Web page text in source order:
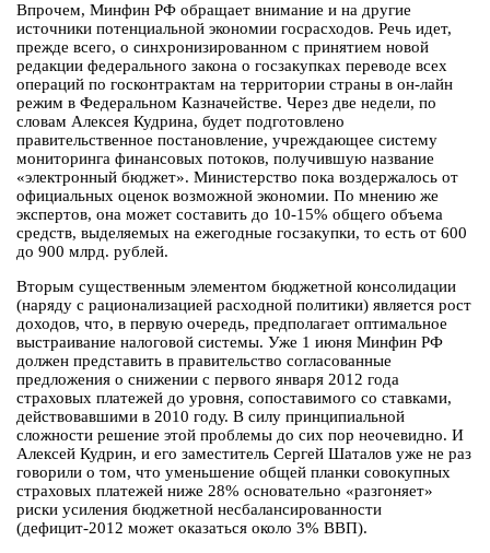
Впрочем, Минфин РФ обращает внимание и на другие
источники потенциальной экономии госрасходов. Речь идет,
прежде всего, о синхронизированном с принятием новой
редакции федерального закона о госзакупках переводе всех
операций по госконтрактам на территории страны в он-лайн
режим в Федеральном Казначействе. Через две недели, по
словам Алексея Кудрина, будет подготовлено
правительственное постановление, учреждающее систему
мониторинга финансовых потоков, получившую название
«электронный бюджет». Министерство пока воздержалось от
официальных оценок возможной экономии. По мнению же
экспертов, она может составить до 10-15% общего объема
средств, выделяемых на ежегодные госзакупки, то есть от 600
до 900 млрд. рублей.
Вторым существенным элементом бюджетной консолидации
(наряду с рационализацией расходной политики) является рост
доходов, что, в первую очередь, предполагает оптимальное
выстраивание налоговой системы. Уже 1 июня Минфин РФ
должен представить в правительство согласованные
предложения о снижении с первого января 2012 года
страховых платежей до уровня, сопоставимого со ставками,
действовавшими в 2010 году. В силу принципиальной
сложности решение этой проблемы до сих пор неочевидно. И
Алексей Кудрин, и его заместитель Сергей Шаталов уже не раз
говорили о том, что уменьшение общей планки совокупных
страховых платежей ниже 28% основательно «разгоняет»
риски усиления бюджетной несбалансированности
(дефицит-2012 может оказаться около 3% ВВП).